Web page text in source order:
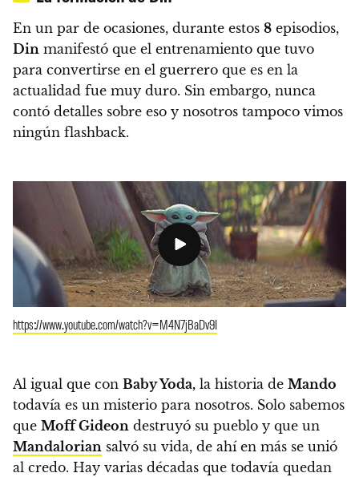
En un par de ocasiones, durante estos 8 episodios,
Din manifestó que el entrenamiento que tuvo
para convertirse en el guerrero que es en la
actualidad fue muy duro. Sin embargo, nunca
contó detalles sobre eso y nosotros tampoco vimos
ningún flashback.
https://www.youtube.com/watch?v=M4N7jBaDv9I
Al igual que con Baby Yoda, la historia de Mando
todavía es un misterio para nosotros. Solo sabemos
que Moff Gideon destruyó su pueblo y que un
Mandalorian salvó su vida, de ahí en más se unió
al credo. Hay varias décadas que todavía quedan